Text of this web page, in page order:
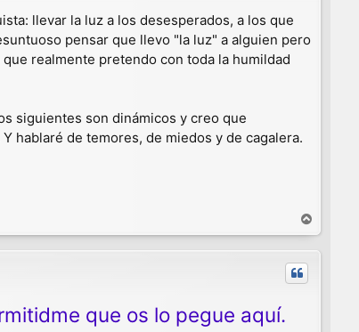
llevar la luz a los desesperados, a los que
pensar que llevo "la luz" a alguien pero
realmente pretendo con toda la humildad
siguientes son dinámicos y creo que
hablaré de temores, de miedos y de cagalera.
r
r
que os lo pegue aquí.